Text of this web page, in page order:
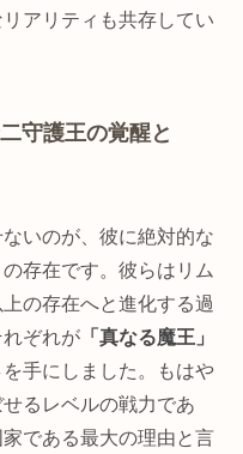
アリティも共存してい
守護王の覚醒と
いのが、彼に絶対的な
存在です。彼らはリム
の存在へと進化する過
ぞれが 「真なる魔王」
を手にしました。もはや
るレベルの戦力であ
である最大の理由と言